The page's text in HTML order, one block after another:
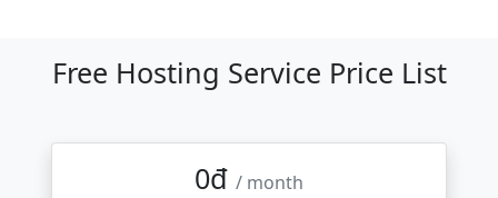
Free Hosting Service Price List
0đ / month